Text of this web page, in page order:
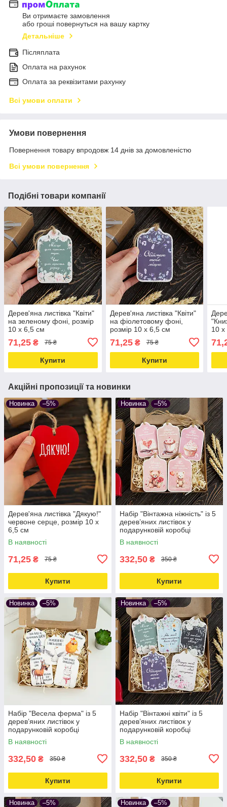
Ви отримаєте замовлення
або гроші повернуться на вашу картку
Детальніше
Післяплата
Оплата на рахунок
Оплата за реквізитами рахунку
Всі умови оплати
Умови повернення
Повернення товару впродовж 14 днів за домовленістю
Всі умови повернення
Подібні товари компанії
Дерев'яна листівка "Квіти"
на зеленому фоні, розмір
10 х 6,5 см
71,25 ₴ 75 ₴
Купити
Дерев'яна листівка "Квіти"
на фіолетовому фоні,
розмір 10 х 6,5 см
71,25₴ 75 ₴
Купити
10
Акційні пропозиції та новинки
Новинка –5%
Дерев'яна листівка "Дякую!"
червоне серце, розмір 10 х
6,5 см
В наявності
71,25 ₴ 75 ₴
Купити
Новинка –5%
Набір "Вінтажна ніжність" із 5
дерев’яних листівок у
подарунковій коробці
В наявності
332,50 ₴ 350 ₴
Купити
Новинка –5%
Набір "Весела ферма" із 5
дерев’яних листівок у
подарунковій коробці
В наявності
332,50 ₴ 350 ₴
Купити
Новинка –5%
Набір "Вінтажні квіти" із 5
дерев’яних листівок у
подарунковій коробці
В наявності
332,50 ₴ 350 ₴
Купити
Новинка –5% Новинка –5%